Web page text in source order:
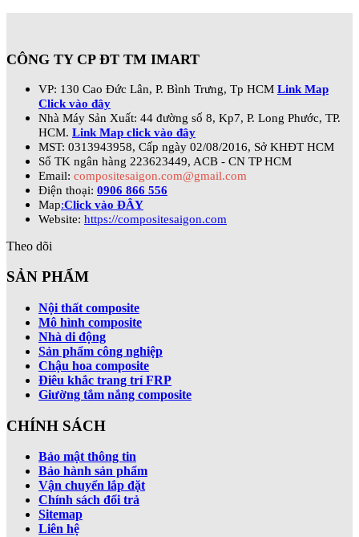
CÔNG TY CP ĐT TM IMART
VP: 130 Cao Đức Lân, P. Bình Trưng, Tp HCM Link Map
Click vào đây
Nhà Máy Sản Xuất: 44 đường số 8, Kp7, P. Long Phước, TP.
HCM. Link Map click vào đây
MST: 0313943958, Cấp ngày 02/08/2016, Sở KHĐT HCM
Số TK ngân hàng 223623449, ACB - CN TP HCM
Email: compositesaigon.com@gmail.com
Điện thoại: 0906 866 556
Map:Click vào ĐÂY
Website: https://compositesaigon.com
Theo dõi
SẢN PHẨM
Nội thất composite
Mô hình composite
Nhà di động
Sản phẩm công nghiệp
Chậu hoa composite
Điêu khắc trang trí FRP
Giường tắm nắng composite
CHÍNH SÁCH
Bảo mật thông tin
Bảo hành sản phẩm
Vận chuyển lắp đặt
Chính sách đổi trả
Sitemap
Liên hệ